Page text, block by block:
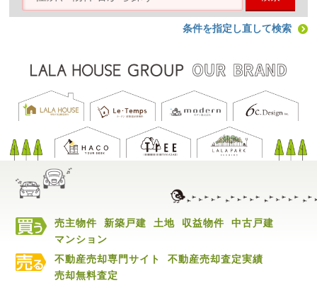
条件を指定し直して検索
売主物件 新築戸建 土地 収益物件
中古戸建
マンション
不動産売却専門サイト
不動産売却査定実績
売却無料査定